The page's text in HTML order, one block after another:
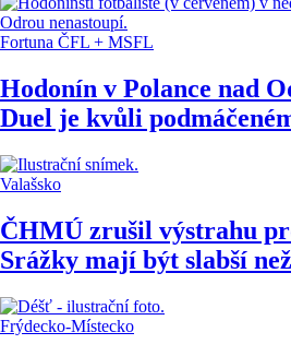
Fortuna ČFL + MSFL
Hodonín v Polance nad
Duel je kvůli
Valašsko
ČHMÚ zrušil výstrahu
Srážky mají být slabší
Frýdecko-Místecko